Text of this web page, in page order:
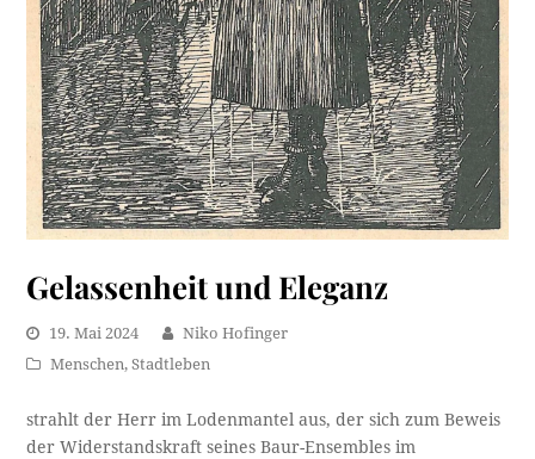
Gelassenheit und Eleganz
19. Mai 2024
Niko Hofinger
Menschen,Stadtleben
strahlt der Herr im Lodenmantel aus, der sich zum Beweis
der Widerstandskraft seines Baur-Ensembles im